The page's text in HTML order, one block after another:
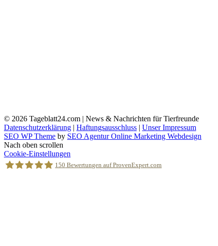
© 2026 Tageblatt24.com | News & Nachrichten für Tierfreunde
Datenschutzerklärung | Haftungsausschluss | Unser Impressum
SEO WP Theme by SEO Agentur Online Marketing Webdesign
Nach oben scrollen
Cookie-Einstellungen
150 Bewertungen auf ProvenExpert.com